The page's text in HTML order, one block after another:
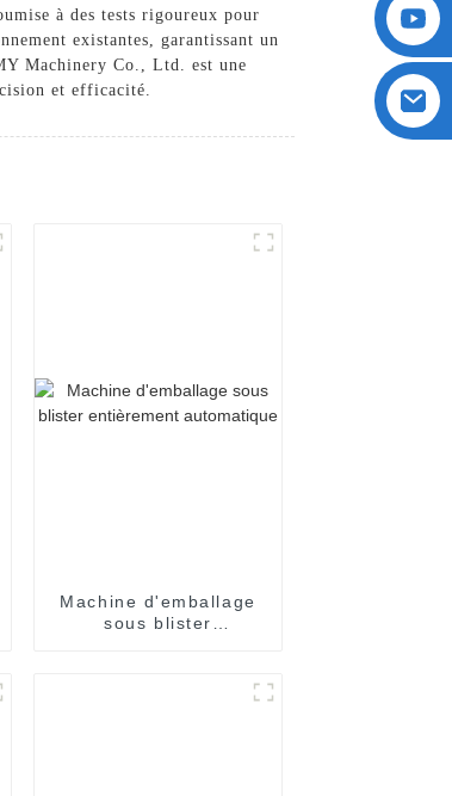
à des tests rigoureux pour
existantes, garantissant un
Machinery Co., Ltd. est une
et efficacité.
Machine d'emballage
sous blister